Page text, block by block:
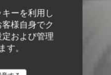
ーを利用し
様自身でク
および管理
す。